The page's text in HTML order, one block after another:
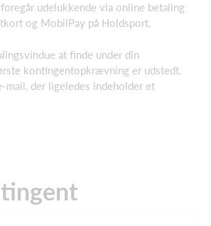
udelukkende via online betaling
og MobilPay på Holdsport.
at finde under din
kontingentopkrævning er udstedt.
mail, der ligeledes indeholder et